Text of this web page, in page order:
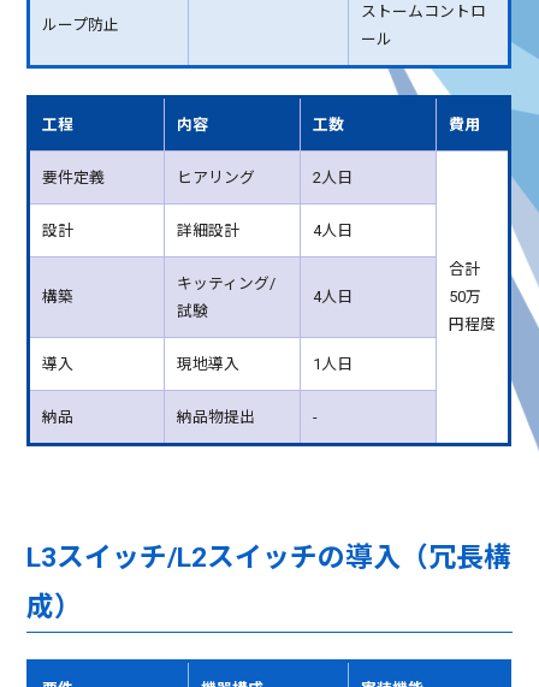
ループ防止
ストームコントロ
ール
工程 内容 工数 費用
要件定義 ヒアリング 2人日
合計
50万
円程度
設計 詳細設計 4人日
構築
キッティング/
試験
4人日
導入 現地導入 1人日
納品 納品物提出 -
L3スイッチ/L2スイッチの導入（冗長構
成）